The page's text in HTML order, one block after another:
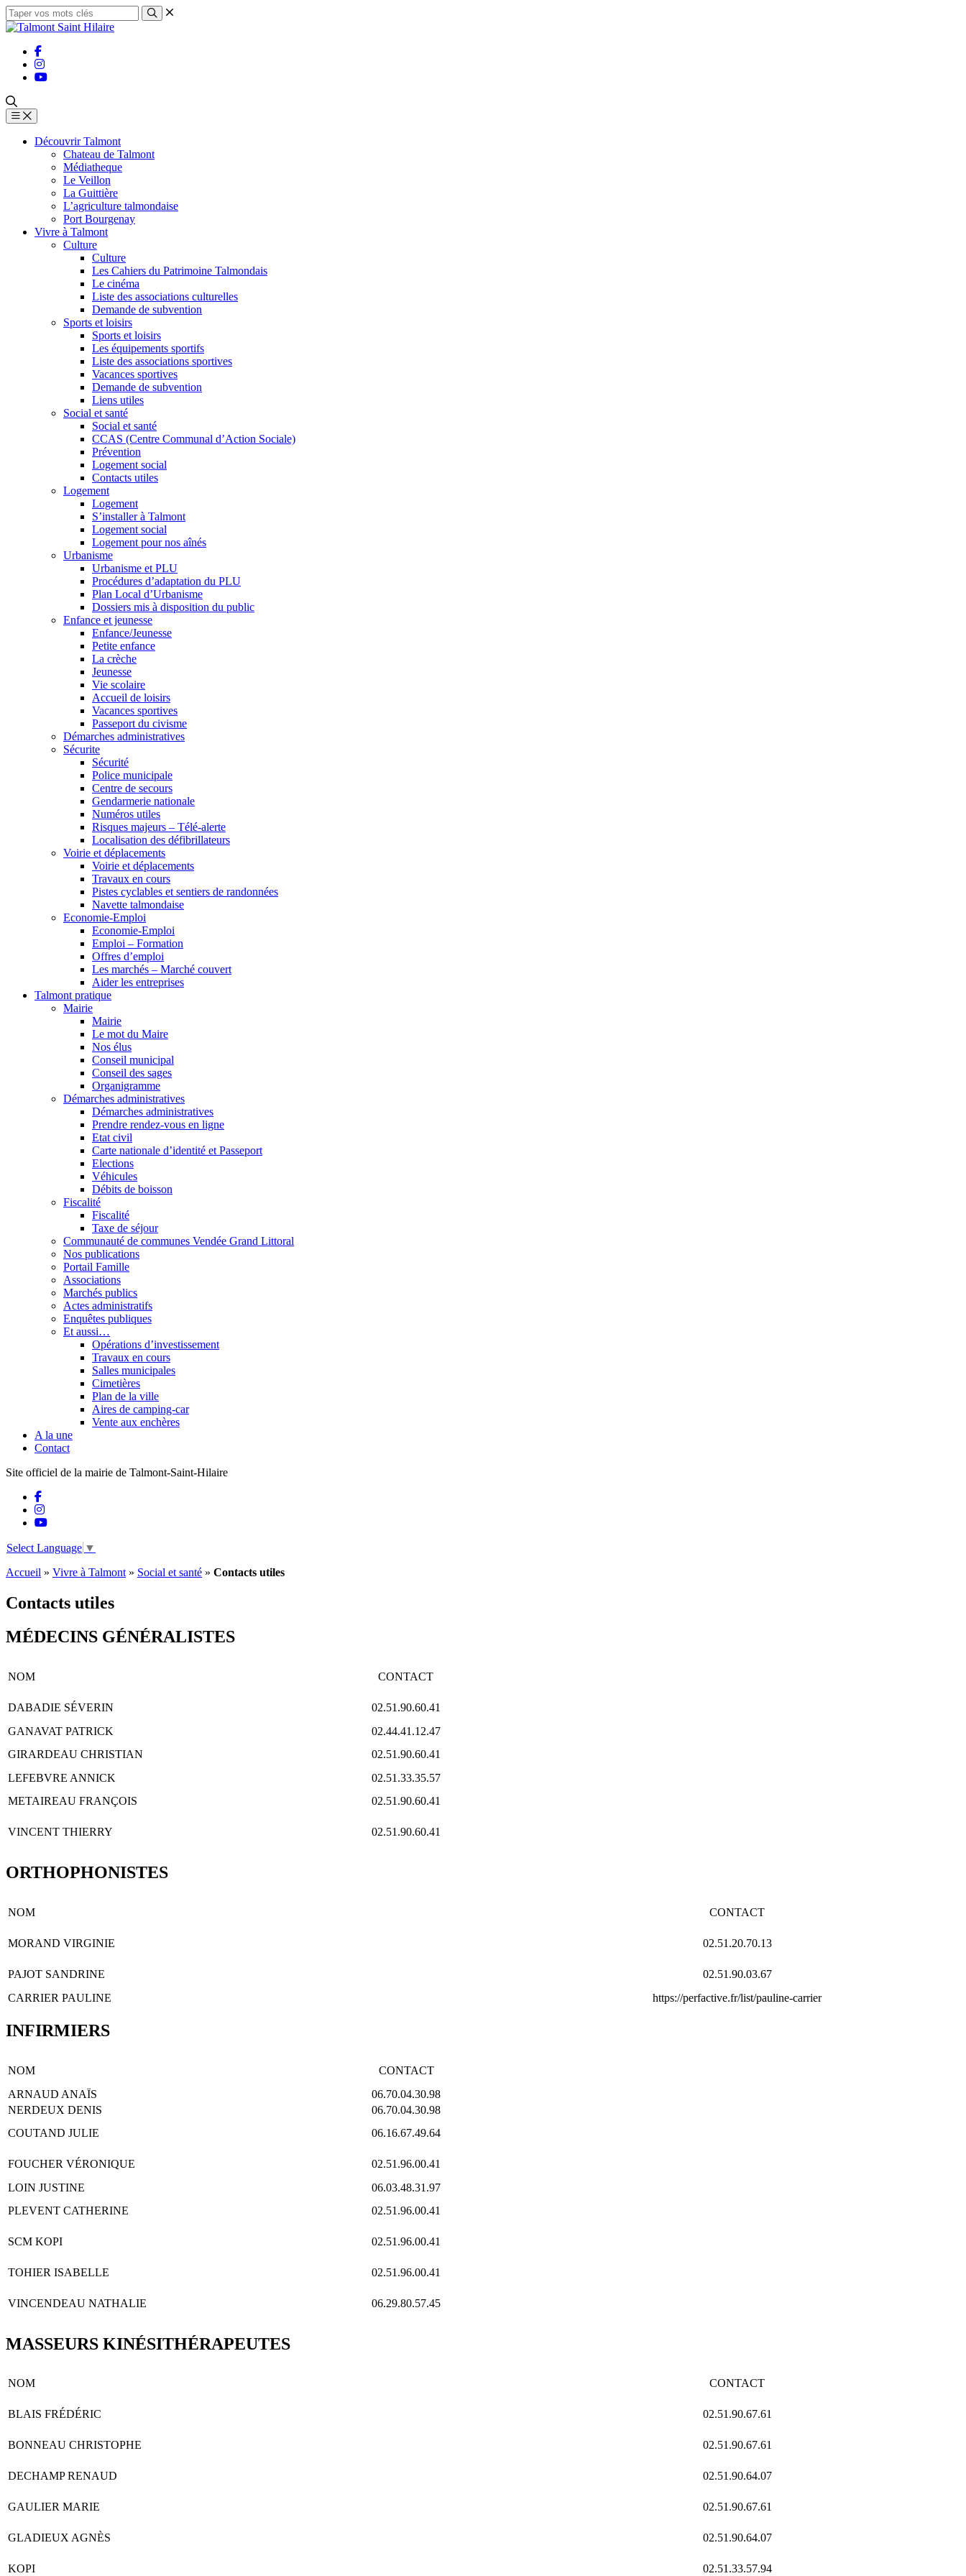
Découvrir Talmont
Chateau de Talmont
Médiatheque
Le Veillon
La Guittière
L’agriculture talmondaise
Port Bourgenay
Vivre à Talmont
Culture
Culture
Les Cahiers du Patrimoine Talmondais
Le cinéma
Liste des associations culturelles
Demande de subvention
Sports et loisirs
Sports et loisirs
Les équipements sportifs
Liste des associations sportives
Vacances sportives
Demande de subvention
Liens utiles
Social et santé
Social et santé
CCAS (Centre Communal d’Action Sociale)
Prévention
Logement social
Contacts utiles
Logement
Logement
S’installer à Talmont
Logement social
Logement pour nos aînés
Urbanisme
Urbanisme et PLU
Procédures d’adaptation du PLU
Plan Local d’Urbanisme
Dossiers mis à disposition du public
Enfance et jeunesse
Enfance/Jeunesse
Petite enfance
La crèche
Jeunesse
Vie scolaire
Accueil de loisirs
Vacances sportives
Passeport du civisme
Démarches administratives
Sécurite
Sécurité
Police municipale
Centre de secours
Gendarmerie nationale
Numéros utiles
Risques majeurs – Télé-alerte
Localisation des défibrillateurs
Voirie et déplacements
Voirie et déplacements
Travaux en cours
Pistes cyclables et sentiers de randonnées
Navette talmondaise
Economie-Emploi
Economie-Emploi
Emploi – Formation
Offres d’emploi
Les marchés – Marché couvert
Aider les entreprises
Talmont pratique
Mairie
Mairie
Le mot du Maire
Nos élus
Conseil municipal
Conseil des sages
Organigramme
Démarches administratives
Démarches administratives
Prendre rendez-vous en ligne
Etat civil
Carte nationale d’identité et Passeport
Elections
Véhicules
Débits de boisson
Fiscalité
Fiscalité
Taxe de séjour
Communauté de communes Vendée Grand Littoral
Nos publications
Portail Famille
Associations
Marchés publics
Actes administratifs
Enquêtes publiques
Et aussi…
Opérations d’investissement
Travaux en cours
Salles municipales
Cimetières
Plan de la ville
Aires de camping-car
Vente aux enchères
A la une
Contact
Site officiel de la mairie de Talmont-Saint-Hilaire
Select Language ▼
Accueil » Vivre à Talmont » Social et santé » Contacts utiles
Contacts utiles
MÉDECINS GÉNÉRALISTES
NOM CONTACT
DABADIE SÉVERIN
02.51.90.60.41
GANAVAT PATRICK
02.44.41.12.47
GIRARDEAU CHRISTIAN
02.51.90.60.41
LEFEBVRE ANNICK
02.51.33.35.57
METAIREAU FRANÇOIS
02.51.90.60.41
VINCENT THIERRY 02.51.90.60.41
ORTHOPHONISTES
NOM CONTACT
MORAND VIRGINIE 02.51.20.70.13
PAJOT SANDRINE
02.51.90.03.67
CARRIER PAULINE
https://perfactive.fr/list/pauline-carrier
INFIRMIERS
NOM
CONTACT
ARNAUD ANAÏS
06.70.04.30.98
NERDEUX DENIS
06.70.04.30.98
COUTAND JULIE
06.16.67.49.64
FOUCHER VÉRONIQUE
02.51.96.00.41
LOIN JUSTINE
06.03.48.31.97
PLEVENT CATHERINE
02.51.96.00.41
SCM KOPI 02.51.96.00.41
TOHIER ISABELLE 02.51.96.00.41
VINCENDEAU NATHALIE 06.29.80.57.45
MASSEURS KINÉSITHÉRAPEUTES
NOM CONTACT
BLAIS FRÉDÉRIC 02.51.90.67.61
BONNEAU CHRISTOPHE 02.51.90.67.61
DECHAMP RENAUD 02.51.90.64.07
GAULIER MARIE 02.51.90.67.61
GLADIEUX AGNÈS 02.51.90.64.07
KOPI 02.51.33.57.94